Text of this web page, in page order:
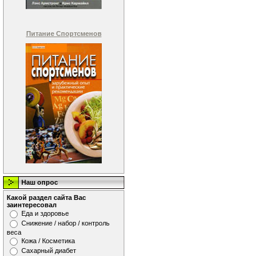
Питание Спортсменов
Наш опрос
Какой раздел сайта Вас
заинтересовал
Еда и здоровье
Снижение / набор / контроль
веса
Кожа / Косметика
Сахарный диабет